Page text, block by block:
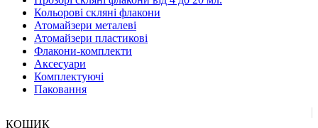
Кольорові скляні флакони
Атомайзери металеві
Атомайзери пластикові
Флакони-комплекти
Аксесуари
Комплектуючі
Паковання
КОШИК